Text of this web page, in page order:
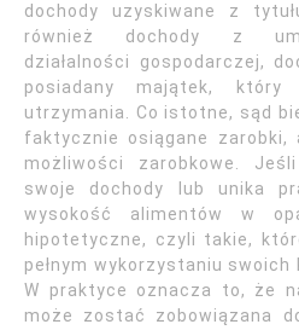
dochody uzyskiwane z
również dochody z
działalności gospodarczej,
posiadany majątek, który
utrzymania. Co istotne, sąd
faktycznie osiągane zarobki,
możliwości zarobkowe.
swoje dochody lub unika
wysokość alimentów w
hipotetyczne, czyli takie,
pełnym wykorzystaniu
W praktyce oznacza to, że
może zostać zobowiązana